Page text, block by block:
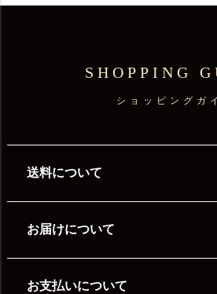
SHOPPING
ショッピングガ
送料について
お届けについて
お支払いについて